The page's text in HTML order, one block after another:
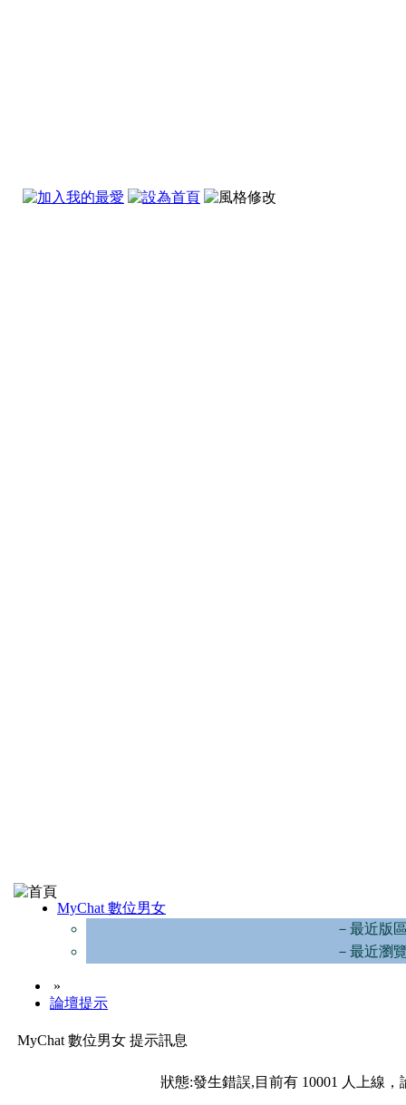
MyChat 數位男女
－最近版
－最近瀏
»
論壇提示
MyChat 數位男女 提示訊息
狀態:發生錯誤,目前有 10001 人上線